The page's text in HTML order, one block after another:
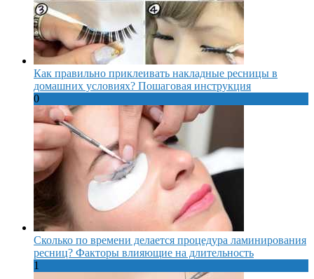
Как правильно приклеивать накладные ресницы в
домашних условиях? Пошаговая инструкция
0
Сколько по времени делается процедура ламинирования
ресниц? Факторы влияющие на длительность
1